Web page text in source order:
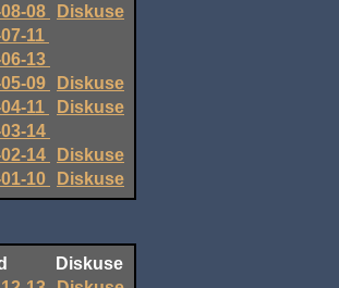
08
Diskuse
11
13
09
Diskuse
11
Diskuse
14
14
Diskuse
10
Diskuse
Diskuse